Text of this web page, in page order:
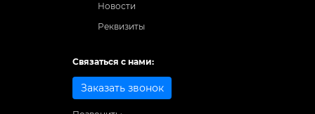
Новости
Реквизиты
Связаться с нами:
Заказать звонок